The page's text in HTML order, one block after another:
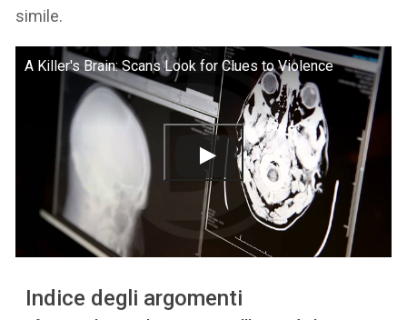
simile.
A Killer's Brain: Scans Look for Clues to Violence
Indice degli argomenti